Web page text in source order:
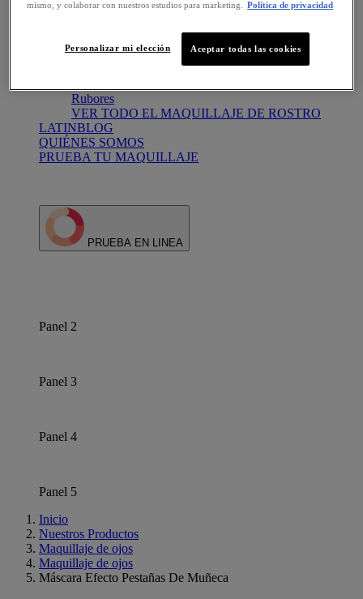
VER TODO EL MAQUILLAJE DE OJOS
Base Polvo
Rubores
VER TODO EL MAQUILLAJE DE ROSTRO
LATINBLOG
QUIÉNES SOMOS
PRUEBA TU MAQUILLAJE
PRUEBA EN LINEA
Panel 2
Panel 3
Panel 4
Panel 5
Inicio
Nuestros Productos
Maquillaje de ojos
Maquillaje de ojos
Máscara Efecto Pestañas De Muñeca
mismo, y colaborar con nuestros estudios para marketing.
Política de privacidad
Aceptar todas las cookies
Personalizar mi elección